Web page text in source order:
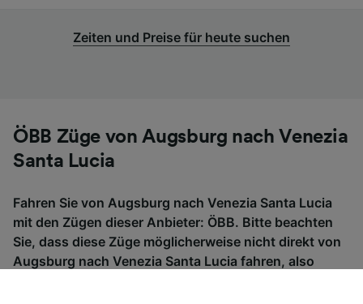
Zeiten und Preise für heute suchen
ÖBB Züge von Augsburg nach Venezia
Santa Lucia
Fahren Sie von Augsburg nach Venezia Santa Lucia
mit den Zügen dieser Anbieter: ÖBB. Bitte beachten
Sie, dass diese Züge möglicherweise nicht direkt von
Augsburg nach Venezia Santa Lucia fahren, also